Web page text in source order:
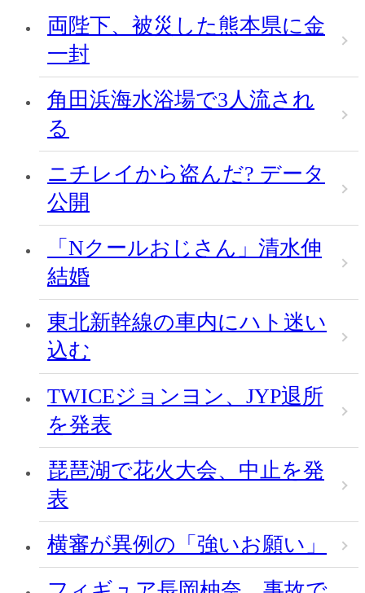
両陛下、被災した熊本県に金
一封
角田浜海水浴場で3人流され
る
ニチレイから盗んだ? データ
公開
「Nクールおじさん」清水伸
結婚
東北新幹線の車内にハト迷い
込む
TWICEジョンヨン、JYP退所
を発表
琵琶湖で花火大会、中止を発
表
横審が異例の「強いお願い」